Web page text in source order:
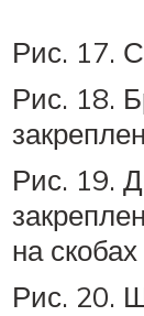
Рис. 17.
Рис. 18.
Рис. 19.
на скобах
Рис. 20.